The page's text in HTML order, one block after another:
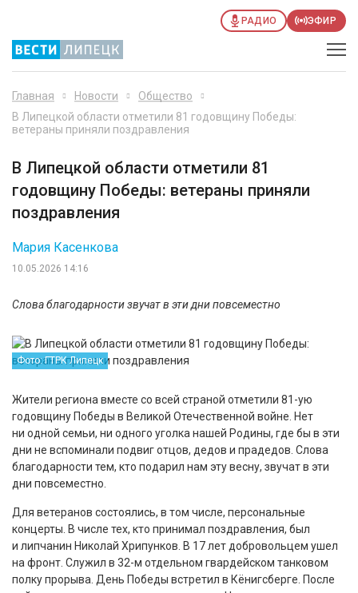
РАДИО ЭФИР
Главная Новости
Общество
В Липецкой области отметили 81 годовщину Победы:
ветераны приняли поздравления
В Липецкой области отметили 81
годовщину Победы: ветераны приняли
поздравления
10.05.2026 14:16
Мария Касенкова
Слова благодарности звучат в эти дни повсеместно
Фото: ГТРК Липецк
Жители региона вместе со всей страной отметили 81-ую
годовщину Победы в Великой Отечественной войне. Нет
ни одной семьи, ни одного уголка нашей Родины, где бы в эти
дни не вспоминали подвиг отцов, дедов и прадедов. Слова
благодарности тем, кто подарил нам эту весну, звучат в эти
дни повсеместно.
Для ветеранов состоялись, в том числе, персональные
концерты. В числе тех, кто принимал поздравления, был
и липчанин Николай Хрипунков. В 17 лет добровольцем ушел
на фронт. Служил в 32-м отдельном гвардейском танковом
полку прорыва. День Победы встретил в Кёнигсберге. После